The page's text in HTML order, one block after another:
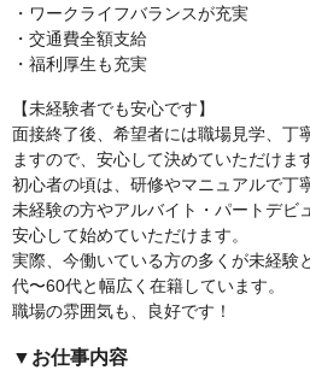
・ワークライフバランスが充実
・交通費全額支給
・福利厚生も充実
【未経験者でも安心です】
面接終了後、希望者には職場見学、丁
ますので、安心して決めていただけま
初心者の頃は、研修やマニュアルで丁
未経験の方やアルバイト・パートデビ
安心して始めていただけます。
実際、今働いている方の多くが未経験
代〜60代と幅広く在籍しています。
職場の雰囲気も、良好です！
▼お仕事内容